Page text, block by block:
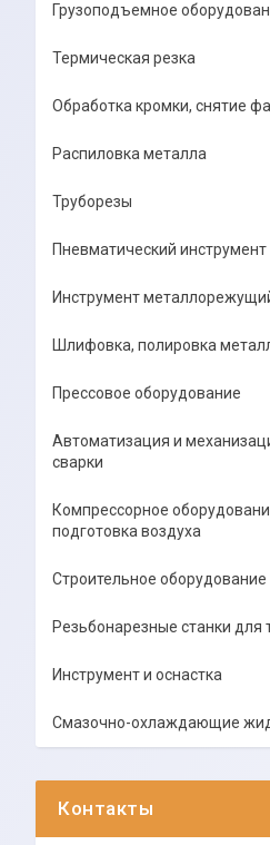
Грузоподъемное
Термическая резка
Обработка кромки, снятие
Распиловка металла
Труборезы
Пневматический инструмент
Инструмент
Шлифовка, полировка
Прессовое оборудование
Автоматизация и
сварки
Компрессорное
подготовка воздуха
Строительное оборудование
Резьбонарезные станки для
Инструмент и оснастка
Смазочно-охлаждающие